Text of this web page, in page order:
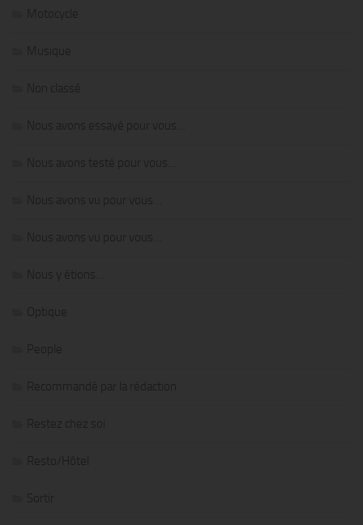
Motocycle
Musique
Non classé
Nous avons essayé pour vous…
Nous avons testé pour vous…
Nous avons vu pour vous…
Nous avons vu pour vous…
Nous y étions…
Optique
People
Recommandé par la rédaction
Restez chez soi
Resto/Hôtel
Sortir